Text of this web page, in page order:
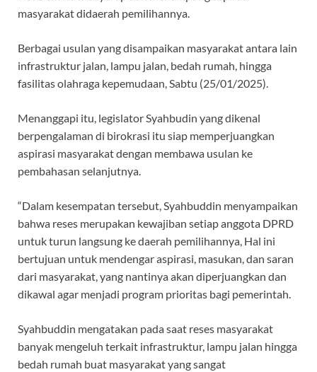
masyarakat didaerah pemilihannya.
Berbagai usulan yang disampaikan masyarakat antara lain
infrastruktur jalan, lampu jalan, bedah rumah, hingga
fasilitas olahraga kepemudaan, Sabtu (25/01/2025).
Menanggapi itu, legislator Syahbudin yang dikenal
berpengalaman di birokrasi itu siap memperjuangkan
aspirasi masyarakat dengan membawa usulan ke
pembahasan selanjutnya.
“Dalam kesempatan tersebut, Syahbuddin menyampaikan
bahwa reses merupakan kewajiban setiap anggota DPRD
untuk turun langsung ke daerah pemilihannya, Hal ini
bertujuan untuk mendengar aspirasi, masukan, dan saran
dari masyarakat, yang nantinya akan diperjuangkan dan
dikawal agar menjadi program prioritas bagi pemerintah.
Syahbuddin mengatakan pada saat reses masyarakat
banyak mengeluh terkait infrastruktur, lampu jalan hingga
bedah rumah buat masyarakat yang sangat